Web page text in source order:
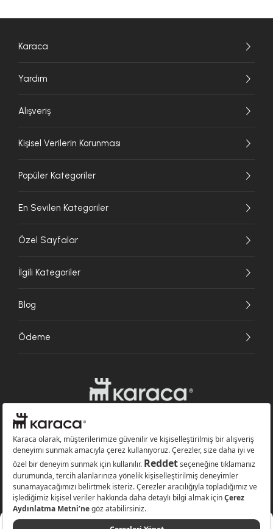
Karaca
Yardım
Alışveriş
Kişisel Verilerin Korunması
Popüler Kategoriler
En Sevilen Kategoriler
Özel Sayfalar
İlgili Kategoriler
Blog
Ödeme
Websitesinde kullanılan bazı görseller yapay zekâ (AI) ile üretilmiştir.
Karaca.com © 2026 - Karaca Züccaciye A.Ş. Tüm hakları saklıdır.